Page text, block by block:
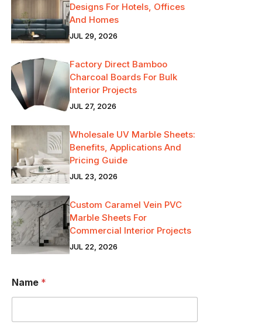
Designs For Hotels, Offices
And Homes
JUL 29, 2026
Factory Direct Bamboo
Charcoal Boards For Bulk
Interior Projects
JUL 27, 2026
Wholesale UV Marble Sheets:
Benefits, Applications And
Pricing Guide
JUL 23, 2026
Custom Caramel Vein PVC
Marble Sheets For
Commercial Interior Projects
JUL 22, 2026
Name *